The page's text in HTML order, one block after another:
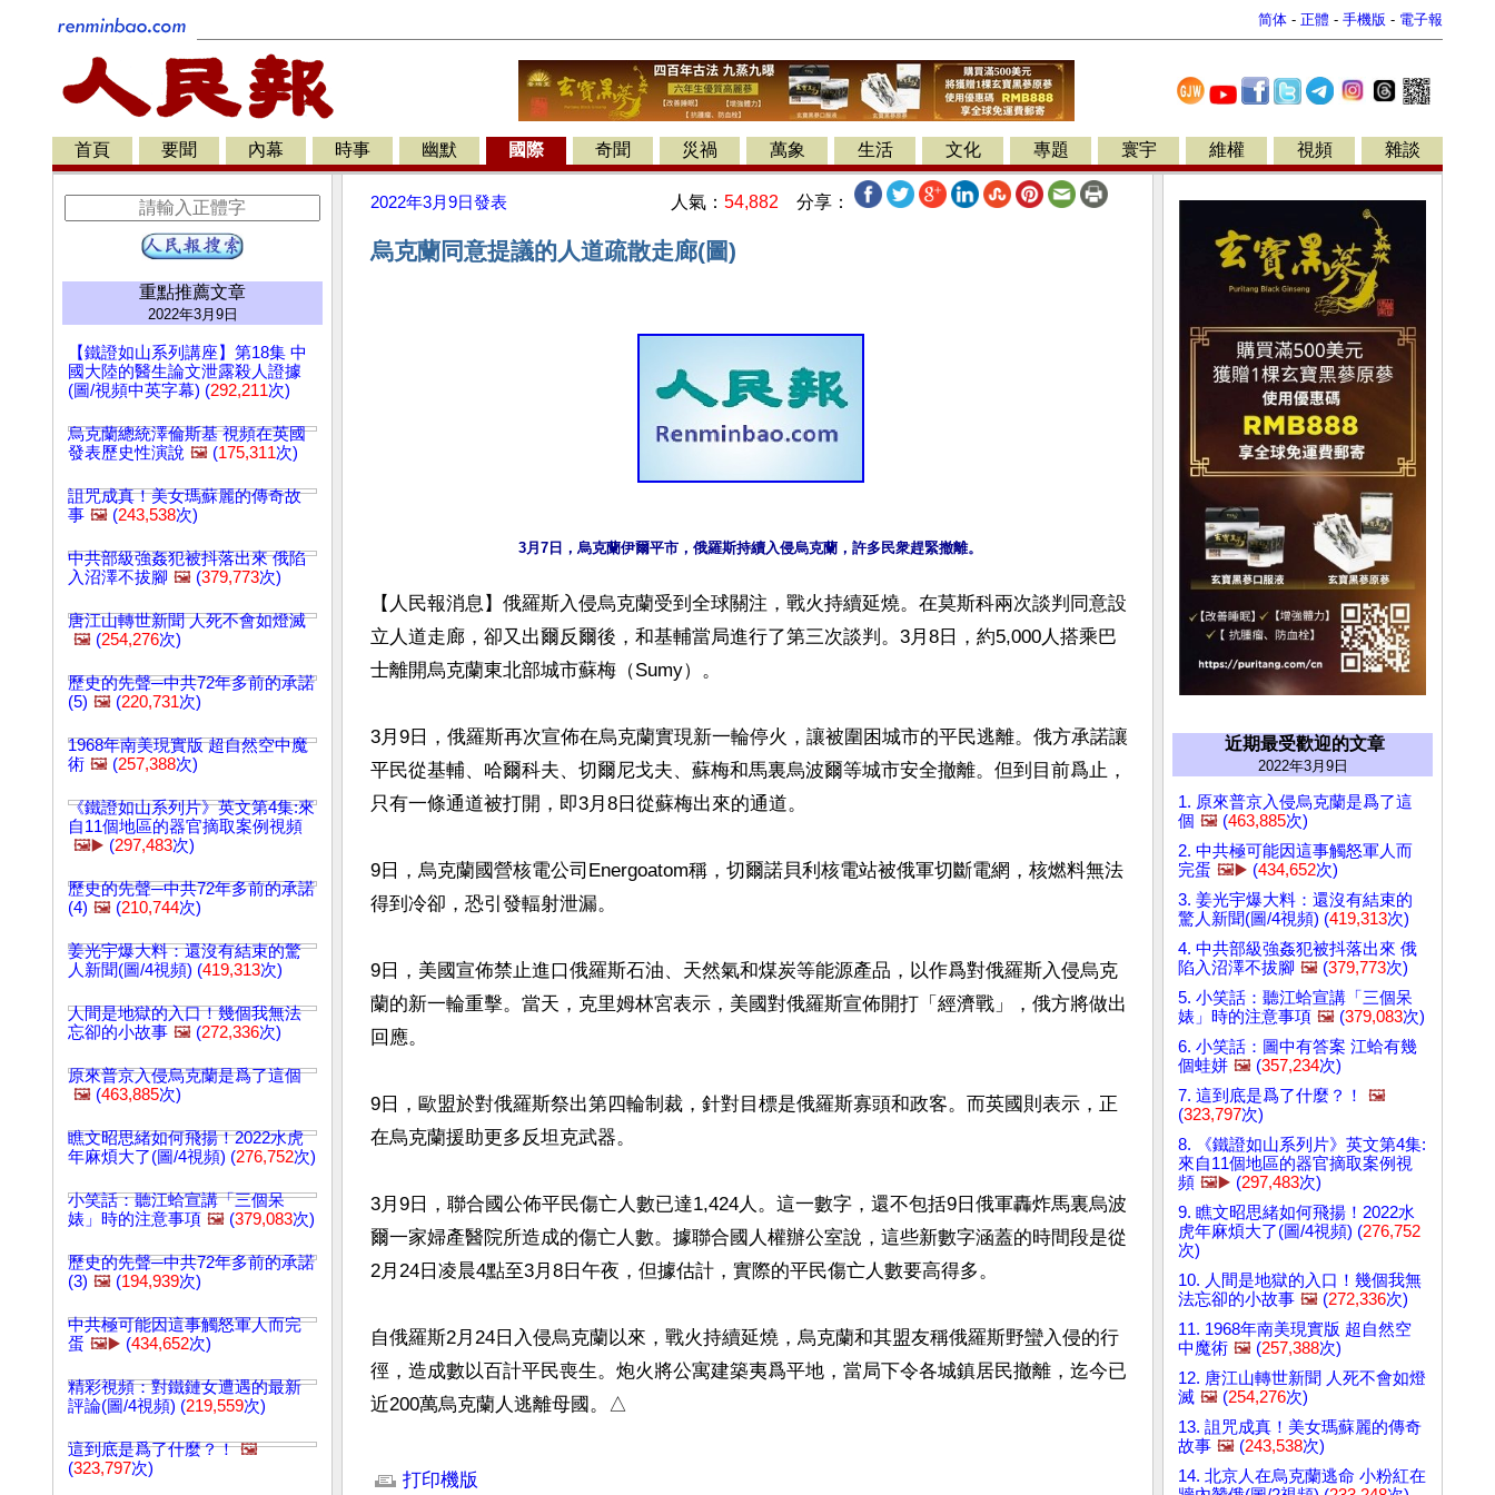
简体 - 正體 - 手機版 - 電子報
首頁 要聞 內幕 時事 幽默 國際 奇聞 災禍 萬象 生活 文化 專題 寰宇 維權 視頻 雜談
重點推薦文章
2022年3月9日
【鐵證如山系列講座】第18集 中
國大陸的醫生論文泄露殺人證據
(圖/視頻中英字幕) (292,211次)
烏克蘭總統澤倫斯基 視頻在英國
發表歷史性演說 🖼️ (175,311次)
詛咒成真！美女瑪蘇麗的傳奇故
事 🖼️ (243,538次)
中共部級強姦犯被抖落出來 俄陷
入沼澤不拔腳 🖼️ (379,773次)
唐江山轉世新聞 人死不會如燈滅
🖼️ (254,276次)
歷史的先聲─中共72年多前的承諾
(5) 🖼️ (220,731次)
1968年南美現實版 超自然空中魔
術 🖼️ (257,388次)
《鐵證如山系列片》英文第4集:來
自11個地區的器官摘取案例視頻
🖼️▶️ (297,483次)
歷史的先聲─中共72年多前的承諾
(4) 🖼️ (210,744次)
姜光宇爆大料：還沒有結束的驚
人新聞(圖/4視頻) (419,313次)
人間是地獄的入口！幾個我無法
忘卻的小故事 🖼️ (272,336次)
原來普京入侵烏克蘭是爲了這個
🖼️ (463,885次)
瞧文昭思緒如何飛揚！2022水虎
年麻煩大了(圖/4視頻) (276,752次)
小笑話：聽江蛤宣講「三個呆
婊」時的注意事項 🖼️ (379,083次)
歷史的先聲─中共72年多前的承諾
(3) 🖼️ (194,939次)
中共極可能因這事觸怒軍人而完
蛋 🖼️▶️ (434,652次)
精彩視頻：對鐵鏈女遭遇的最新
評論(圖/4視頻) (219,559次)
這到底是爲了什麼？！ 🖼️
(323,797次)
2022年3月9日發表 人氣： 54,882 分享：
烏克蘭同意提議的人道疏散走廊(圖)
【人民報消息】俄羅斯入侵烏克蘭受到全球關注，戰火持續延燒。在莫斯科兩次談判同意設
立人道走廊，卻又出爾反爾後，和基輔當局進行了第三次談判。3月8日，約5,000人搭乘巴
士離開烏克蘭東北部城市蘇梅（Sumy）。
3月9日，俄羅斯再次宣佈在烏克蘭實現新一輪停火，讓被圍困城市的平民逃離。俄方承諾讓
平民從基輔、哈爾科夫、切爾尼戈夫、蘇梅和馬裏烏波爾等城市安全撤離。但到目前爲止，
只有一條通道被打開，即3月8日從蘇梅出來的通道。
9日，烏克蘭國營核電公司Energoatom稱，切爾諾貝利核電站被俄軍切斷電網，核燃料無法
得到冷卻，恐引發輻射泄漏。
9日，美國宣佈禁止進口俄羅斯石油、天然氣和煤炭等能源產品，以作爲對俄羅斯入侵烏克
蘭的新一輪重擊。當天，克里姆林宮表示，美國對俄羅斯宣佈開打「經濟戰」，俄方將做出
回應。
9日，歐盟於對俄羅斯祭出第四輪制裁，針對目標是俄羅斯寡頭和政客。而英國則表示，正
在烏克蘭援助更多反坦克武器。
3月9日，聯合國公佈平民傷亡人數已達1,424人。這一數字，還不包括9日俄軍轟炸馬裏烏波
爾一家婦產醫院所造成的傷亡人數。據聯合國人權辦公室說，這些新數字涵蓋的時間段是從
2月24日凌晨4點至3月8日午夜，但據估計，實際的平民傷亡人數要高得多。
自俄羅斯2月24日入侵烏克蘭以來，戰火持續延燒，烏克蘭和其盟友稱俄羅斯野蠻入侵的行
徑，造成數以百計平民喪生。炮火將公寓建築夷爲平地，當局下令各城鎮居民撤離，迄今已
近200萬烏克蘭人逃離母國。△
打印機版
近期最受歡迎的文章
2022年3月9日
1. 原來普京入侵烏克蘭是爲了這
個 🖼️ (463,885次)
2. 中共極可能因這事觸怒軍人而
完蛋 🖼️▶️ (434,652次)
3. 姜光宇爆大料：還沒有結束的
驚人新聞(圖/4視頻) (419,313次)
4. 中共部級強姦犯被抖落出來 俄
陷入沼澤不拔腳 🖼️ (379,773次)
5. 小笑話：聽江蛤宣講「三個呆
婊」時的注意事項 🖼️ (379,083次)
6. 小笑話：圖中有答案 江蛤有幾
個蛙姘 🖼️ (357,234次)
7. 這到底是爲了什麼？！
🖼️
(323,797次)
8. 《鐵證如山系列片》英文第4集:
來自11個地區的器官摘取案例視
頻 🖼️▶️ (297,483次)
9. 瞧文昭思緒如何飛揚！2022水
虎年麻煩大了(圖/4視頻) (276,752
次)
10. 人間是地獄的入口！幾個我無
法忘卻的小故事 🖼️ (272,336次)
11. 1968年南美現實版 超自然空
中魔術 🖼️ (257,388次)
12. 唐江山轉世新聞 人死不會如燈
滅 🖼️ (254,276次)
13. 詛咒成真！美女瑪蘇麗的傳奇
故事 🖼️ (243,538次)
14. 北京人在烏克蘭逃命 小粉紅在